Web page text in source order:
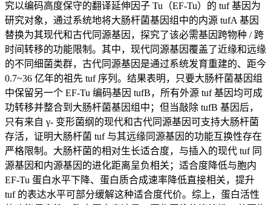
究以编码高度保守的翻译延伸因子 Tu（EF-Tu）的 tuf 基因为
研究对象，通过系统地将大肠杆菌基因组中的内源 tufA 基因
替换为其现代和古代同源基因，探究了该必需基因跨物种 / 跨
时间转移的功能限制。其中，现代同源基因覆盖了近缘和远缘
的不同细菌类群，古代同源基因是通过系统发育重建的、距今
0.7~36 亿年的祖先 tuf 序列。结果表明，只要大肠杆菌基因组
中保留另一个 EF-Tu 编码基因 tufB，所有外源 tuf 基因均可成
功转移并整合到大肠杆菌基因组中；但当敲除 tufB 基因后，
只有来自 γ- 变形菌纲的现代和古代同源基因可支持大肠杆菌
存活，证明大肠杆菌 tuf 与其远缘同源基因的功能互换性存在
严格限制。大肠杆菌的相对生长适合度，与插入的现代 tuf 同
源基因和内源基因的进化距离呈负相关；适合度降低与胞内
EF-Tu 蛋白水平下降、蛋白质合成速率降低直接相关，提升
tuf 的表达水平可部分缓解这种适合度代价。综上，蛋白活性